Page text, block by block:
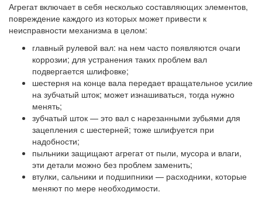
Агрегат включает в себя несколько составляющих элементов,
повреждение каждого из которых может привести к
неисправности механизма в целом:
главный рулевой вал: на нем часто появляются очаги
коррозии; для устранения таких проблем вал
подвергается шлифовке;
шестерня на конце вала передает вращательное усилие
на зубчатый шток; может изнашиваться, тогда нужно
менять;
зубчатый шток — это вал с нарезанными зубьями для
зацепления с шестерней; тоже шлифуется при
надобности;
пыльники защищают агрегат от пыли, мусора и влаги,
эти детали можно без проблем заменить;
втулки, сальники и подшипники — расходники, которые
меняют по мере необходимости.